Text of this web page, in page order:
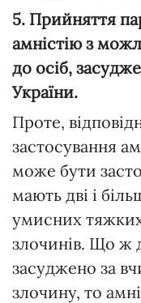
5. Прийняття
амністію з
до осіб,
України.
Проте,
застосування
може бути
мають дві і
умисних
злочинів. Що ж
засуджено за
злочину, то